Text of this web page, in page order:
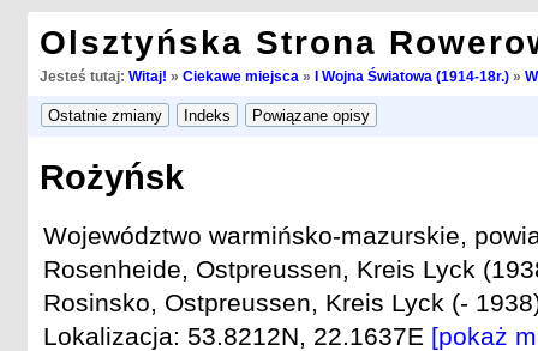
Olsztyńska Strona
Jesteś tutaj: Witaj! » Ciekawe miejsca » I Wojna Światowa (1914-18r.)»
Rożyńsk
Województwo warmińsko-mazurskie,
Rosenheide, Ostpreussen, Kreis Lyck
Rosinsko, Ostpreussen, Kreis Lyck (-
Lokalizacja: 53.8212N, 22.1637E [pokaż